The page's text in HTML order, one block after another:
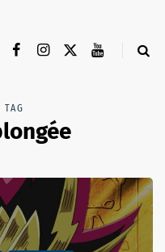
TAG